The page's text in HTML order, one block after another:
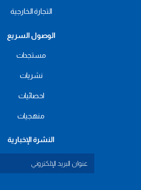
التجارة الخارجية
الوصول السريع
مستجدات
نشريات
احصائيات
منهجيات
النشرة الإخبارية